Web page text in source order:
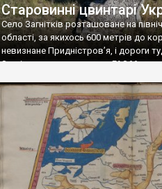
Старовинні цвинтарі
Село Загнітків розташоване на
області, за якихось 600 метрів до
невизнане Придністров’я, і дороги
Загніткова, якщо у вас не ГАЗ66,
спочатку покоцаний асфальт, потім
потім щебнева висипка, трохи